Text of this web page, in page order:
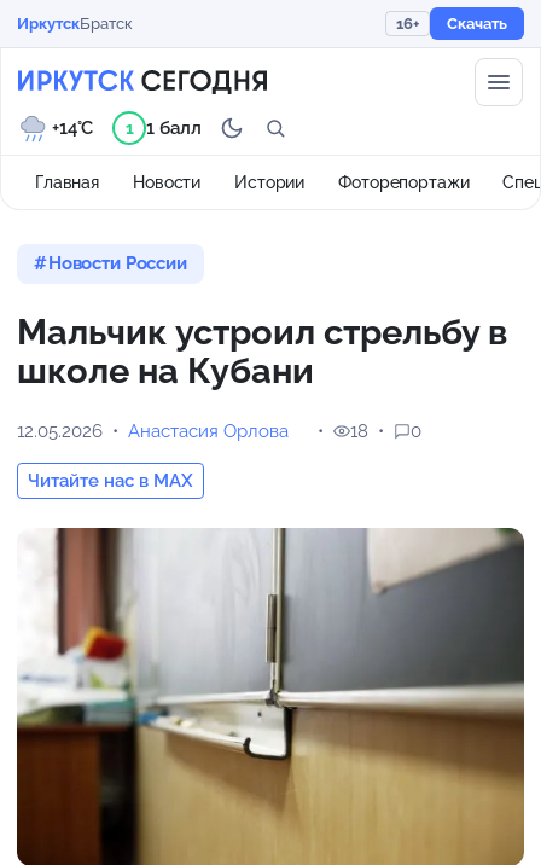
ИркутскБратск 16+ Скачать
Главная Новости Истории Фоторепортажи
+14°C 1 1 балл
Новости России
Мальчик устроил стрельбу в
школе на Кубани
12.05.2026 Анастасия Орлова
Читайте нас в MAX
18 0